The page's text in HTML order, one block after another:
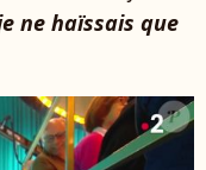
ne haïssais que